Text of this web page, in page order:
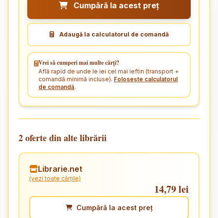
Cumpără la acest preț
Adaugă la calculatorul de comandă
Vrei să cumperi mai multe cărți?
Află rapid de unde le iei cel mai ieftin (transport +
comandă minimă incluse). Folosește calculatorul
de comandă.
2 oferte din alte librării
Librarie.net
(vezi toate cărțile)
14,79 lei
Cumpără la acest preț